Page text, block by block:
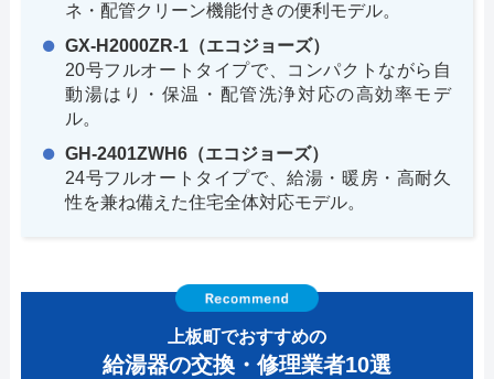
ネ・配管クリーン機能付きの便利モデル。
GX-H2000ZR-1（エコジョーズ）
20号フルオートタイプで、コンパクトながら自
動湯はり・保温・配管洗浄対応の高効率モデ
ル。
GH-2401ZWH6（エコジョーズ）
24号フルオートタイプで、給湯・暖房・高耐久
性を兼ね備えた住宅全体対応モデル。
上板町でおすすめの
給湯器の交換・修理業者10選